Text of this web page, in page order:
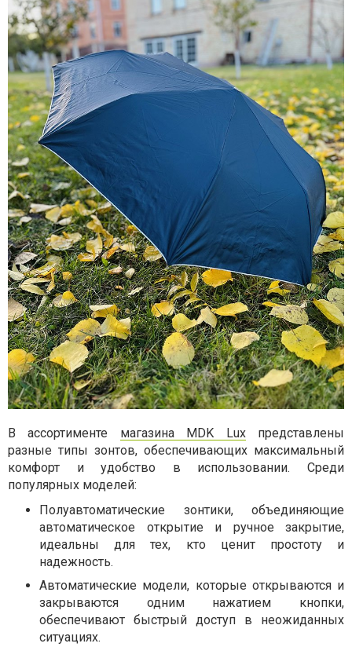
В ассортименте магазина MDK Luxпредставлены
разные типы зонтов, обеспечивающих максимальный
комфорт и удобство в использовании. Среди
популярных моделей:
Полуавтоматические зонтики, объединяющие
автоматическое открытие и ручное закрытие,
идеальны для тех, кто ценит простоту и
надежность.
Автоматические модели, которые открываются и
закрываются одним нажатием кнопки,
обеспечивают быстрый доступ в неожиданных
ситуациях.